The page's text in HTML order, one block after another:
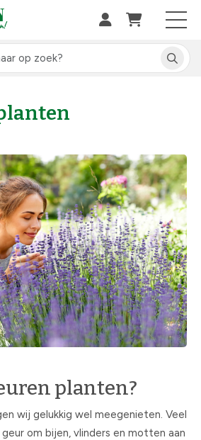
planten?
wij gelukkig wel meegenieten. Veel
om bijen, vlinders en motten aan